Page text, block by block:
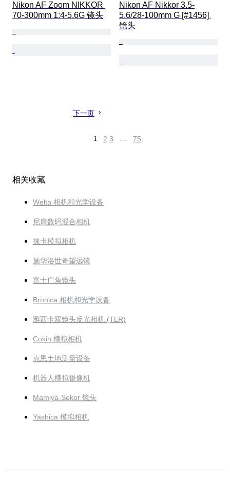
Nikon AF Zoom NIKKOR
70-300mm 1:4-5.6G 镜头
Nikon AF Nikkor 3.5-
5.6/28-100mm G [#1456]
镜头
下一页
1 2 3 … 75
相关收藏
Welta 相机和光学设备
尼康数码混合相机
徕卡模拟相机
施华洛世奇望远镜
富士广角镜头
Bronica 相机和光学设备
雅西卡双镜头反光相机 (TLR)
Cokin 模拟相机
克恩土地测量设备
机器人模拟摄像机
Mamiya-Sekor 镜头
Yashica 模拟相机